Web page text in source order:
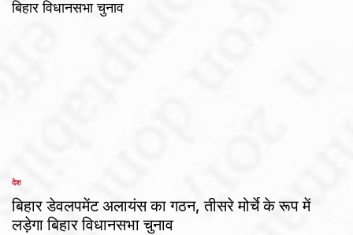
POSTED
IN
देश
बिहार डेवलपमेंट अलायंस का गठन, तीसरे मोर्चे के रूप में
लड़ेगा बिहार विधानसभा चुनाव